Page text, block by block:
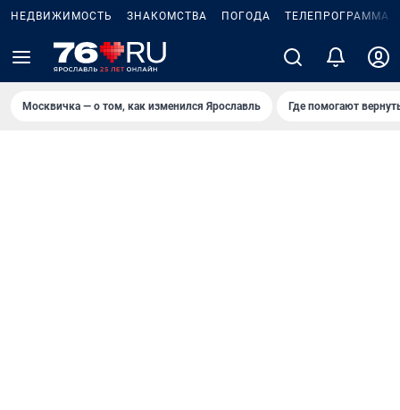
НЕДВИЖИМОСТЬ ЗНАКОМСТВА ПОГОДА ТЕЛЕПРОГРАММА
Москвичка — о том, как изменился Ярославль Где помогают